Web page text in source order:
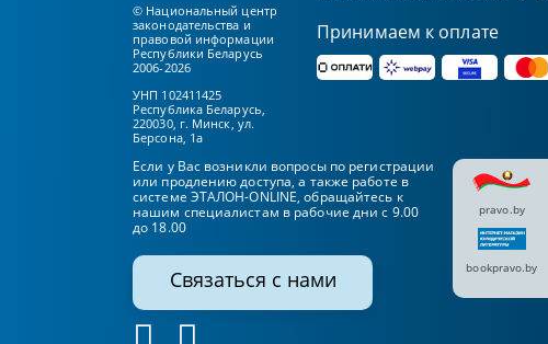
© Национальный центр
законодательства и
правовой информации
Республики Беларусь
2006-2026
УНП 102411425
Республика Беларусь,
220030, г. Минск, ул.
Берсона, 1а
Принимаем к оплате
Если у Вас возникли вопросы по регистрации
или продлению доступа, а также работе в
системе ЭТАЛОН-ONLINE, обращайтесь к
нашим специалистам в рабочие дни с 9.00
до 18.00
Связаться с нами
pravo.by
bookpravo.by